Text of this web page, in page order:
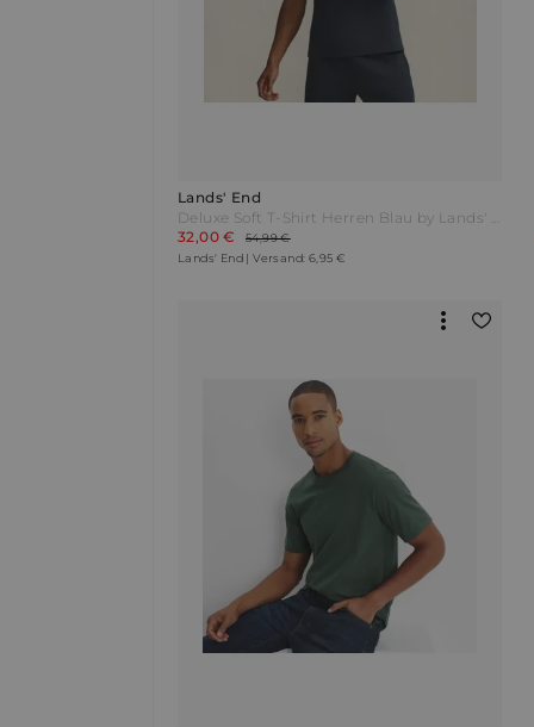
Lands' End
Deluxe Soft T-Shirt Herren Blau by Lands' End
32,00 €
54,99 €
Lands' End | Versand: 6,95 €